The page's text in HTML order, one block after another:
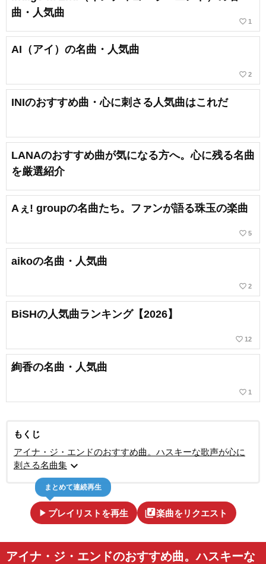
曲・人気曲
favorite_border 1
AI（アイ）の名曲・人気曲
favorite_border 2
INIのおすすめ曲・心に刺さる人気曲はこれだ
LANAのおすすめ曲が気になる方へ。心に残る名曲
を厳選紹介
Aぇ! groupの名曲たち。ファンが語る珠玉の楽曲
favorite_border 5
aikoの名曲・人気曲
favorite_border 2
BiSHの人気曲ランキング【2026】
favorite_border 12
絢香の名曲・人気曲
favorite_border 1
もくじ
アイナ・ジ・エンドのおすすめ曲。ハスキーな歌声が心に
刺さる名曲集 expand_more
play_arrow プレイリストを再生
まとめて連続再生
library_music楽曲をリクエスト
アイナ・ジ・エンドのおすすめ曲。ハスキーな